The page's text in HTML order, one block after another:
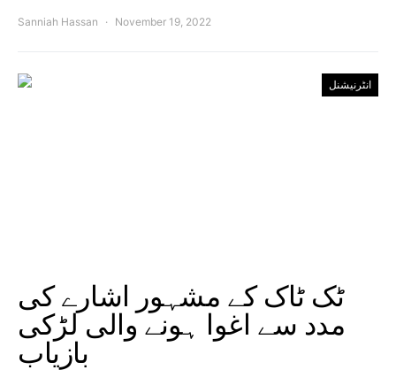
Sanniah Hassan November 19, 2022
انٹرنیشنل
ٹک ٹاک کے مشہور اشارے کی
مدد سے اغوا ہونے والی لڑکی
بازیاب